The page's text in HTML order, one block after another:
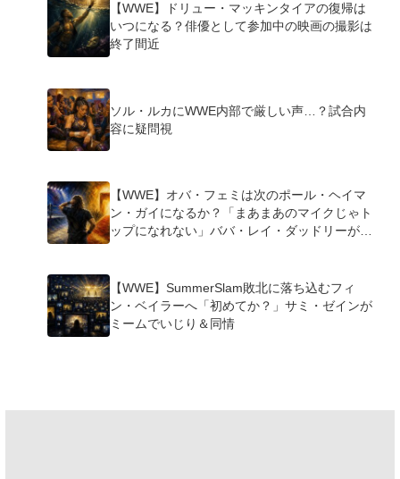
【WWE】ドリュー・マッキンタイアの復帰は
いつになる？俳優として参加中の映画の撮影は
終了間近
ソル・ルカにWWE内部で厳しい声…？試合内
容に疑問視
【WWE】オバ・フェミは次のポール・ヘイマ
ン・ガイになるか？「まあまあのマイクじゃト
ップになれない」ババ・レイ・ダッドリーが指
【WWE】SummerSlam敗北に落ち込むフィ
ン・ベイラーへ「初めてか？」サミ・ゼインが
ミームでいじり＆同情